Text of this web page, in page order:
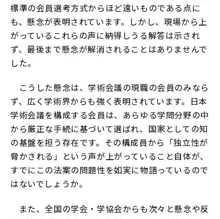
標準の会員選考方式からほど遠いものである点に
も、懸念が表明されています。しかし、現場から上
がっているこれらの声に納得しうる解答は示され
ず、最後まで懸念が解消されることはありませんで
した。
こうした懸念は、学術会議の現職の会員のみなら
ず、広く学術界からも強く表明されています。日本
学術会議を構成する会員は、あらゆる学問分野の中
から厳正な手続に基づいて選ばれ、国家としての知
の基盤を担う存在です。その構成員から「独立性が
脅かされる」という声が上がっていること自体が、
すでにこの法案の問題性を如実に物語っているので
はないでしょうか。
また、全国の学会・学協会からも次々と懸念や反